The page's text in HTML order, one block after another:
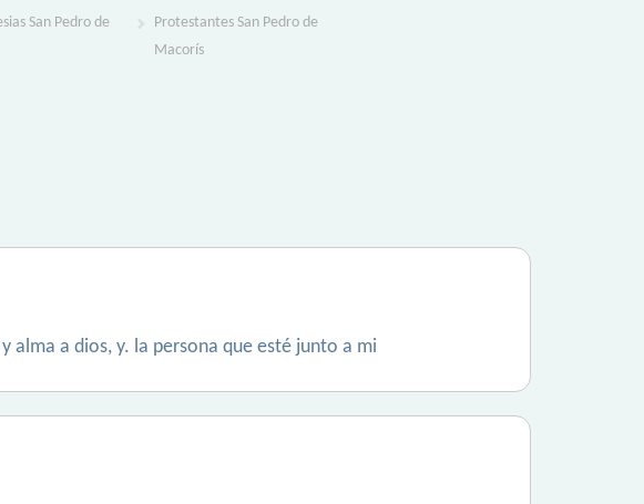
San Pedro de
Protestantes San Pedro de
Macorís
alma a dios, y. la persona que esté junto a mi